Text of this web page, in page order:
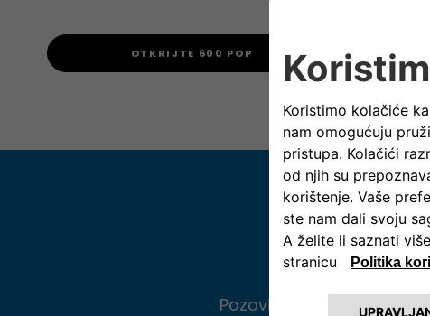
OTKRIJTE 600 POP
Pozovite nas na 080 34 68